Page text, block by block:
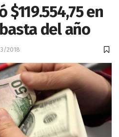
$119.554,75 en
del año
2018